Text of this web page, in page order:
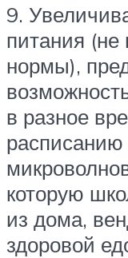
9.
питания
нормы),
в разное
которую
из дома,
здоровой